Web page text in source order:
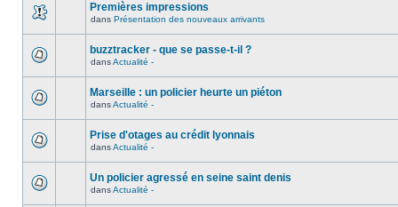
Premières impressions
dans Présentation des nouveaux arrivants
buzztracker - que se passe-t-il ?
dansActualité -
Marseille : un policier heurte un piéton
dansActualité -
Prise d'otages au crédit lyonnais
dansActualité -
Un policier agressé en seine saint denis
dansActualité -